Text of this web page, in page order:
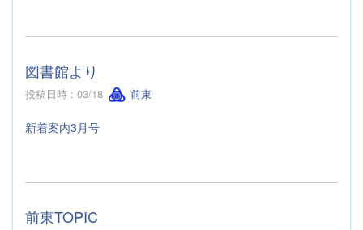
図書館より
投稿日時 : 03/18 前東
新着案内3月号
前東TOPIC